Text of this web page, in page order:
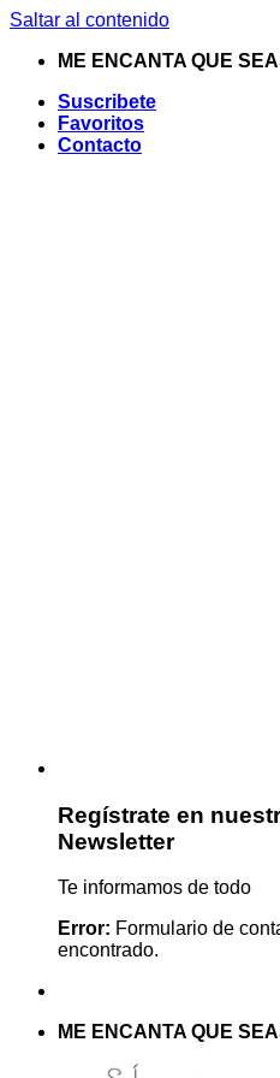
Saltar al contenido
ME ENCANTA QUE
Suscribete
Favoritos
Contacto
Regístrate en
Newsletter
Te informamos de todo
Error: Formulario de
encontrado.
ME ENCANTA QUE